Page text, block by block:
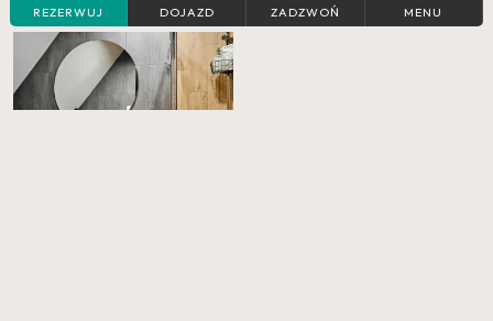
REZERWUJ DOJAZD ZADZWOŃ MENU